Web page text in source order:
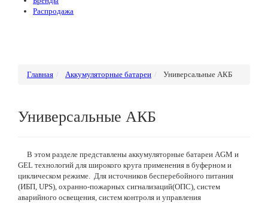
Распродажа
Главная Аккумуляторные батареи Универсальные АКБ
Универсальные АКБ
В этом разделе представлены аккумуляторные батареи AGM и
GEL технологий для широкого круга применения в буферном и
циклическом режиме. Для источников бесперебойного питания
(ИБП, UPS), охранно-пожарных сигнализаций(ОПС), систем
аварийного освещения, систем контроля и управления